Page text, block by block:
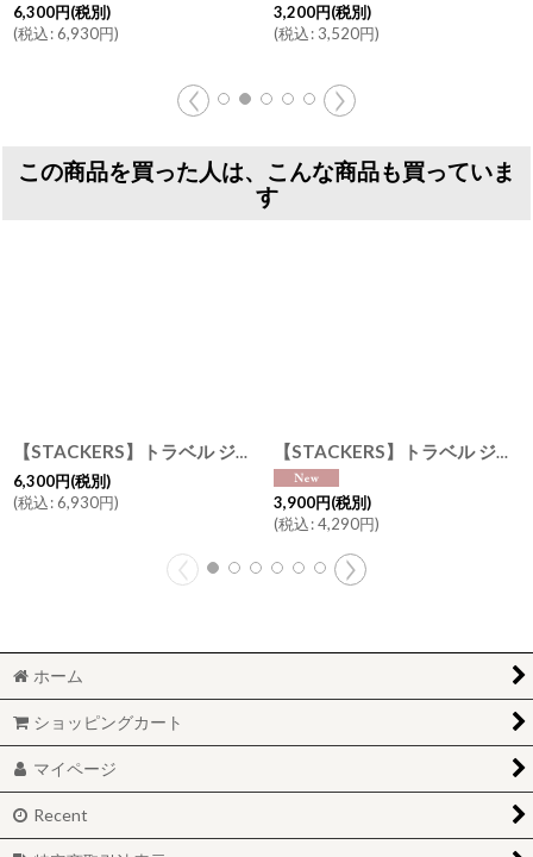
6,300円(税別)
(税込:6,930円)
3,200円(税別)
(税込: 3,520円)
この商品を買った人は、こんな商品も買っていま
す
【STACKERS】トラベル ジュエリーボックス M ブラッシュ ピンク Blush Pink Travel M トラベルM スタッカーズ ロンドン
6,300円(税別)
(税込:6,930円)
【STACKERS】トラベル ジュエリーボックス S Travel S レッド Red スタッカーズ ロンドン
3,900円(税別)
(税込:4,290円)
ホーム
ショッピングカート
マイページ
Recent